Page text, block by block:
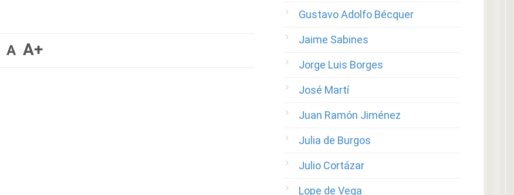
A A+
Gustavo Adolfo Bécquer
Jaime Sabines
Jorge Luis Borges
José Martí
Juan Ramón Jiménez
Julia de Burgos
Julio Cortázar
Lope de Vega